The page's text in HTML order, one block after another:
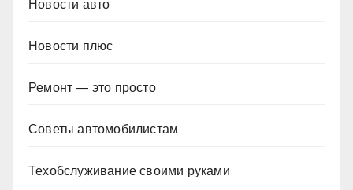
Новости авто
Новости плюс
Ремонт — это просто
Советы автомобилистам
Техобслуживание своими руками